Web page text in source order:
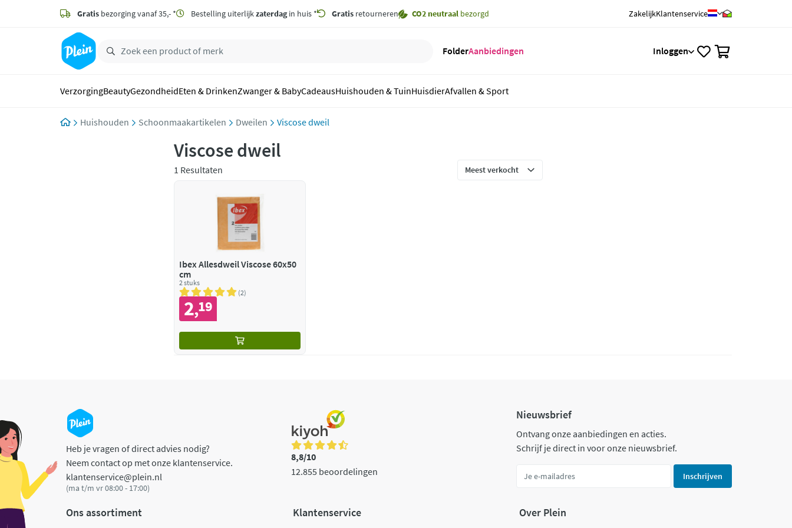
zoeken
hoofdinhoud
Gratis bezorging vanaf 35,- * Bestelling uiterlijkzaterdagin huis * Gratis retourneren CO2 neutraal bezorgd ZakelijkKlantenservice
FolderAanbiedingen Inloggen
VerzorgingBeautyGezondheidEten & DrinkenZwanger & BabyCadeausHuishouden & TuinHuisdierAfvallen & Sport
Huishouden Schoonmaakartikelen Dweilen Viscose dweil
Viscose dweil
1 Resultaten
Ibex Allesdweil Viscose 60x50
cm
2 stuks
2
2,19
Heb je vragen of direct advies nodig?
Neem contact op met onze klantenservice.
klantenservice@plein.nl
(ma t/m vr 08:00 - 17:00)
8,8/10
12.855 beoordelingen
Nieuwsbrief
Ontvang onze aanbiedingen en acties.
Schrijf je direct in voor onze nieuwsbrief.
Inschrijven
Ons assortiment Klantenservice Over Plein